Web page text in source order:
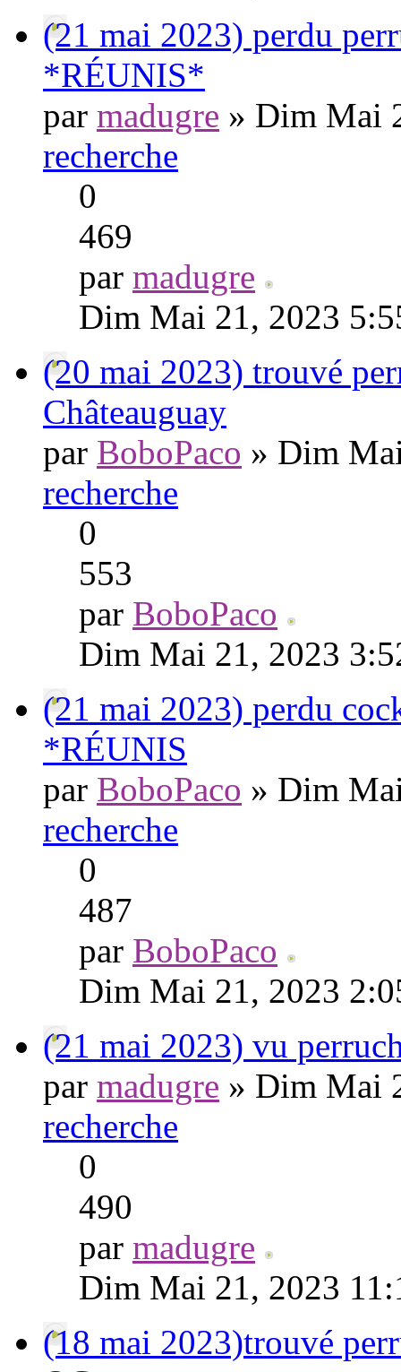
(21 mai 2023) perdu
*RÉUNIS*
par madugre » Dim Mai
recherche
0
469
par madugre
Dim Mai 21, 2023
(20 mai 2023) trouvé
Châteauguay
par BoboPaco » Dim
recherche
0
553
par BoboPaco
Dim Mai 21, 2023
(21 mai 2023) perdu
*RÉUNIS
par BoboPaco » Dim
recherche
0
487
par BoboPaco
Dim Mai 21, 2023
(21 mai 2023) vu
par madugre » Dim Mai
recherche
0
490
par madugre
Dim Mai 21, 2023
(18 mai 2023)trouvé